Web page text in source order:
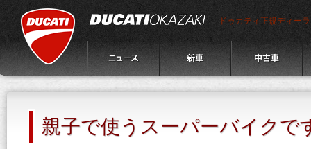
ドゥカティ正規ディー
親子で使うスーパーバイクで